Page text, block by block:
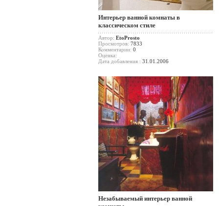
Интерьер ванной комнаты в
классическом стиле
Автор: EtoProsto
Просмотров: 7833
Комментарии: 0
Оценка:
Дата добавления : 31.01.2006
Незабываемый интерьер ванной